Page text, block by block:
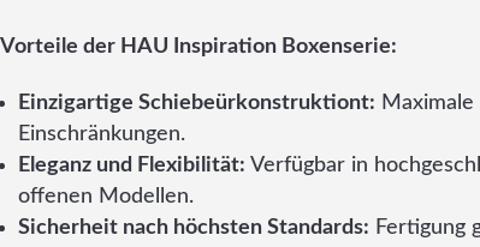
Vorteile der HAU Inspiration Boxenserie:
Einzigartige Schiebeürkonstruktiont:
Einschränkungen.
Eleganz und Flexibilität: Verfügbar in
offenen Modellen.
Sicherheit nach höchsten Standards: Fertigung